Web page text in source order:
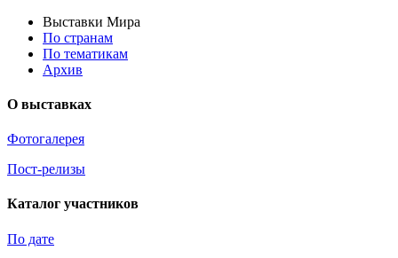
Выставки Мира
По странам
По тематикам
Архив
О выставках
Фотогалерея
Пост-релизы
Каталог участников
По дате